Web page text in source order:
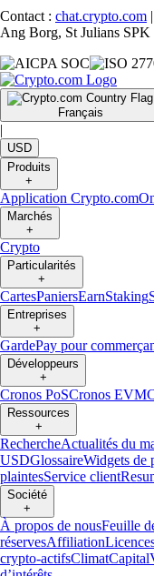
Contact : chat.crypto.com
Ang Borg, St Julians SPK
Français
|
USD
Produits
+
Application Crypto.com
Marchés
+
Crypto
Particularités
+
CartesPaniersEarnStaking
Entreprises
+
GardePay pour
Développeurs
+
Cronos PoSCronos EVM
Ressources
+
RechercheActualités du
USDGlossaireWidgets de
plaintesService client
Société
+
À propos de nousFeuille
réservesAffiliation
crypto-actifsClimatCapital